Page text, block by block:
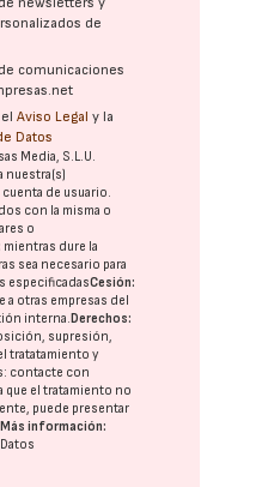
de
comunicaciones
elAviso Legal y la
Datos
Media, S.L.U.
nuestra(s)
de usuario.
con la misma o
o
mientras dure la
sea necesario para
especificadasCesión:
a otras empresas del
interna.Derechos:
supresión,
tratatamiento y
contacte con
que el tratamiento no
puede presentar
Más información: